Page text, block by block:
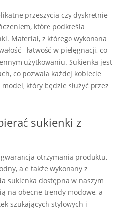
przeszycia czy dyskretnie
które podkreśla
Materiał, z którego wykonana
i łatwość w pielęgnacji, co
użytkowaniu. Sukienka jest
co pozwala każdej kobiecie
który będzie służyć przez
sukienki z
otrzymania produktu,
ale także wykonany z
sukienka dostępna w naszym
na obecne trendy modowe, a
szukających stylowych i